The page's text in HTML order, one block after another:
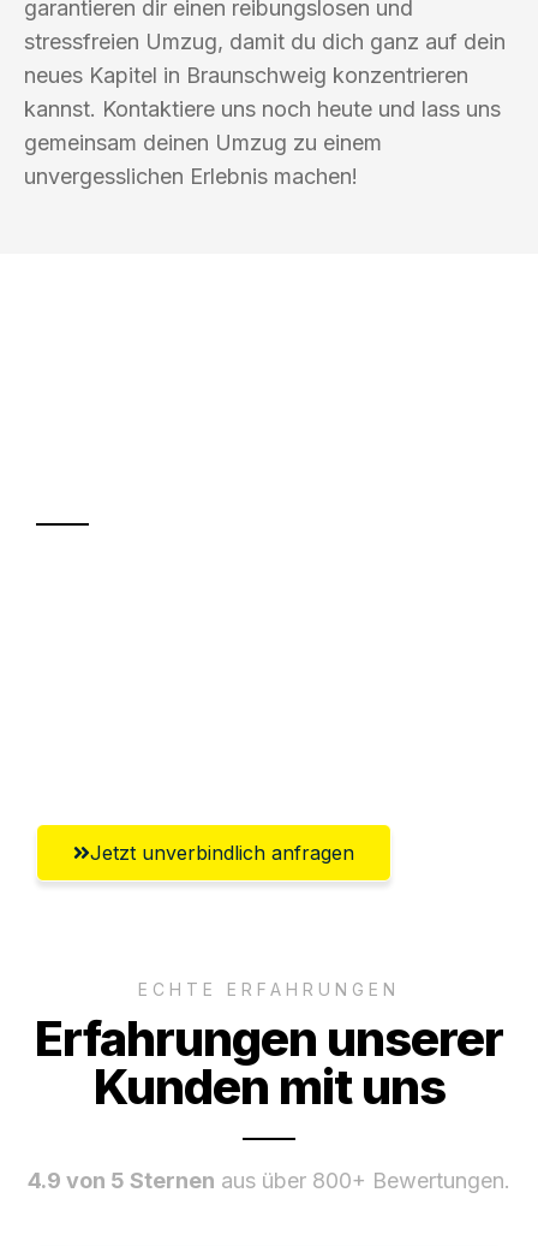
garantieren dir einen reibungslosen und
stressfreien Umzug, damit du dich ganz auf dein
neues Kapitel in Braunschweig konzentrieren
kannst. Kontaktiere uns noch heute und lass uns
gemeinsam deinen Umzug zu einem
unvergesslichen Erlebnis machen!
Jetzt unverbindlich anfragen
ECHTE ERFAHRUNGEN
Erfahrungen unserer
Kunden mit uns
4.9 von 5 Sternen aus über 800+ Bewertungen.